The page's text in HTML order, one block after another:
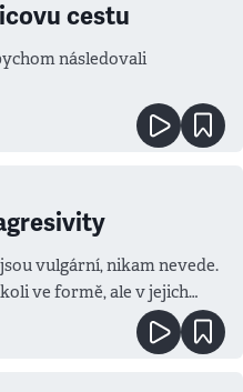
cestu
vulgární, nikam nevede.
ve formě, ale v jejich
o všechno